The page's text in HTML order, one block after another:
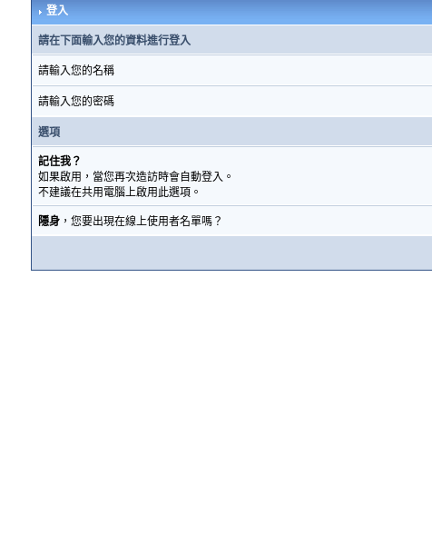
登入
請在下面輸入您的資料進行登入
請輸入您的名稱
請輸入您的密碼
選項
記住我？
如果啟用，當您再次造訪時會自動登入。
不建議在共用電腦上啟用此選項。
隱身，您要出現在線上使用者名單嗎？